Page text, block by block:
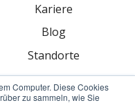
Computer. Diese Cookies
zu sammeln, wie Sie
Kariere
Blog
Standorte